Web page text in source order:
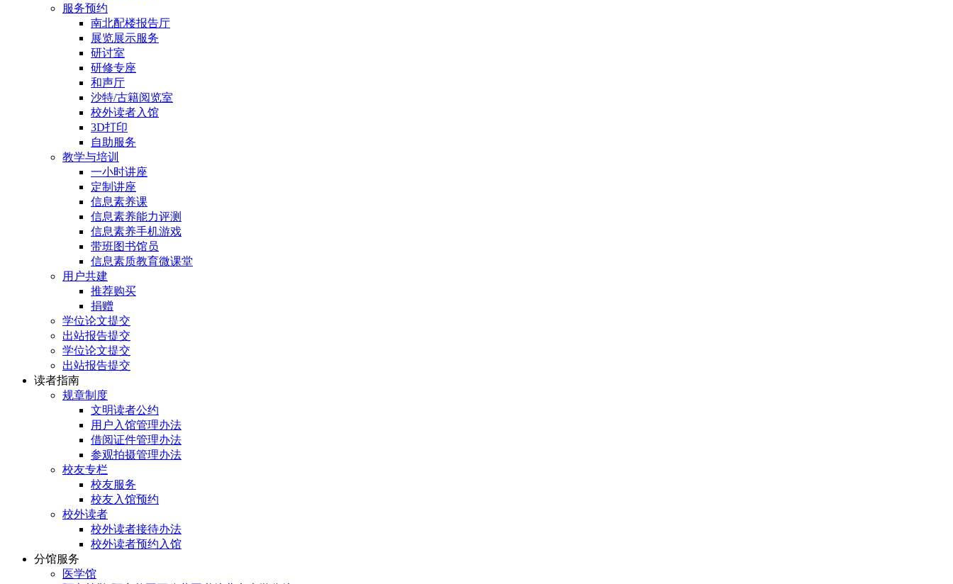
服务预约
南北配楼报告厅
展览展示服务
研讨室
研修专座
和声厅
沙特/古籍阅览室
校外读者入馆
3D打印
自助服务
教学与培训
一小时讲座
定制讲座
信息素养课
信息素养能力评测
信息素养手机游戏
带班图书馆员
信息素质教育微课堂
用户共建
推荐购买
捐赠
学位论文提交
出站报告提交
学位论文提交
出站报告提交
读者指南
规章制度
文明读者公约
用户入馆管理办法
借阅证件管理办法
参观拍摄管理办法
校友专栏
校友服务
校友入馆预约
校外读者
校外读者接待办法
校外读者预约入馆
分馆服务
医学馆